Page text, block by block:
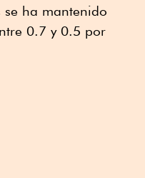
ha mantenido
0.7 y 0.5 por